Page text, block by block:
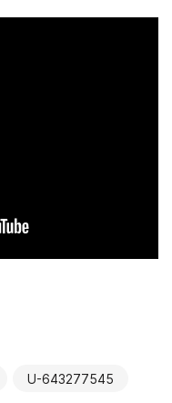
U-643277545